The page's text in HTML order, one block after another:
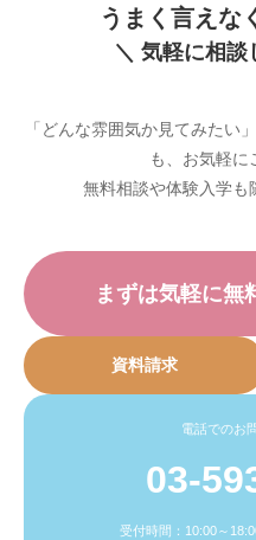
うまく言えな
＼ 気軽に相談
「どんな雰囲気か見てみたい
も、お気軽に
無料相談や体験入学も
まずは気軽に無
資料請求
電話でのお
03-
受付時間：10:00～